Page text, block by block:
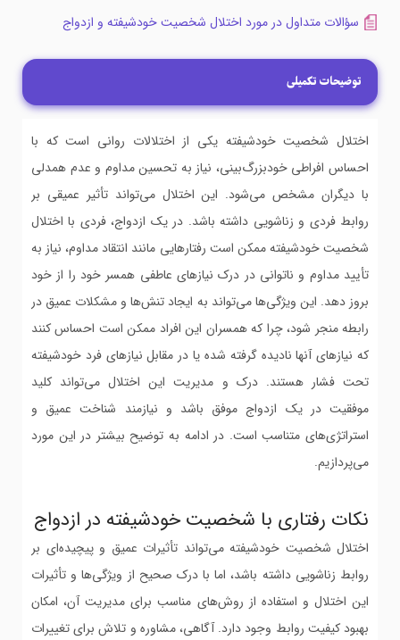
سؤالات متداول در مورد اختلال شخصیت خودشیفته و ازدواج
توضیحات تکمیلی
اختلال شخصیت خودشیفته یکی از اختلالات روانی است که با
احساس افراطی خودبزرگ‌بینی، نیاز به تحسین مداوم و عدم همدلی
با دیگران مشخص می‌شود. این اختلال می‌تواند تأثیر عمیقی بر
روابط فردی و زناشویی داشته باشد. در یک ازدواج، فردی با اختلال
شخصیت خودشیفته ممکن است رفتارهایی مانند انتقاد مداوم، نیاز به
تأیید مداوم و ناتوانی در درک نیازهای عاطفی همسر خود را از خود
بروز دهد. این ویژگی‌ها می‌تواند به ایجاد تنش‌ها و مشکلات عمیق در
رابطه منجر شود، چرا که همسران این افراد ممکن است احساس کنند
که نیازهای آنها نادیده گرفته شده یا در مقابل نیازهای فرد خودشیفته
تحت فشار هستند. درک و مدیریت این اختلال می‌تواند کلید
موفقیت در یک ازدواج موفق باشد و نیازمند شناخت عمیق و
استراتژی‌های متناسب است. در ادامه به توضیح بیشتر در این مورد
می‌پردازیم.
نکات رفتاری با شخصیت خودشیفته در ازدواج
اختلال شخصیت خودشیفته می‌تواند تأثیرات عمیق و پیچیده‌ای بر
روابط زناشویی داشته باشد، اما با درک صحیح از ویژگی‌ها و تأثیرات
این اختلال و استفاده از روش‌های مناسب برای مدیریت آن، امکان
بهبود کیفیت روابط وجود دارد. آگاهی، مشاوره و تلاش برای تغییرات